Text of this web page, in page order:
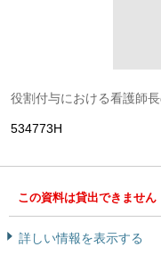
役割付与における看護師
534773H
この資料は貸出できません
詳しい情報を表示する